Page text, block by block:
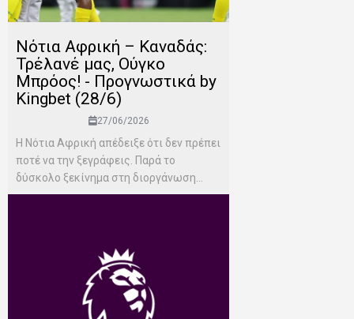
Νότια Αφρική – Καναδάς:
Τρέλανέ μας, Ούγκο
Μπρόος! - Προγνωστικά by
Kingbet (28/6)
27/06/2026
Η Νότια Αφρική απέδειξε ότι δεν πρέπει
ποτέ να την ξεγράφεις. Παρά το
δύσκολο ξεκίνημα στη διοργάνωση...